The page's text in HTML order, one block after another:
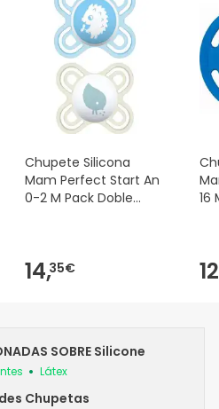
Chupete Silicona
Mam Perfect Start An
0-2 M Pack Doble
14,35€
16
SOBRE Silicone
Látex
Chupetas